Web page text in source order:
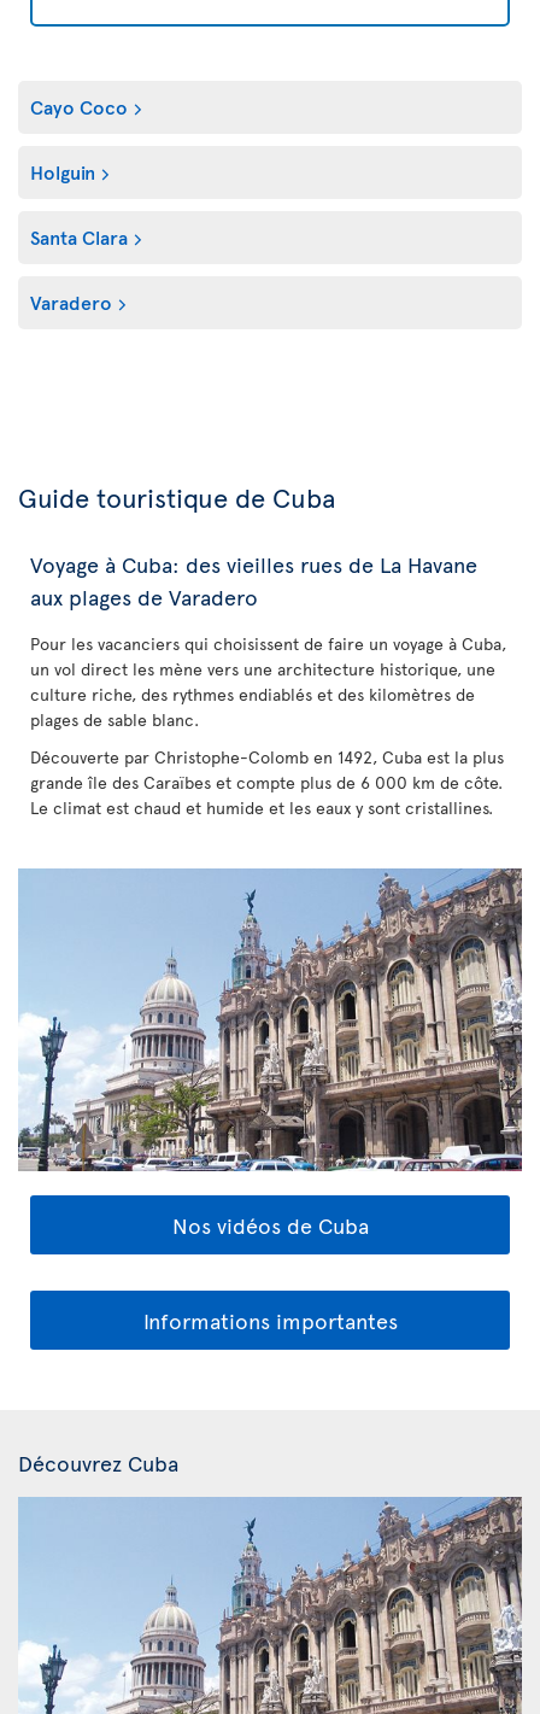
Cayo Coco
Holguin
Santa Clara
Varadero
Guide touristique de Cuba
Voyage à Cuba: des vieilles rues de La Havane
aux plages de Varadero
Pour les vacanciers qui choisissent de faire un voyage à Cuba,
un vol direct les mène vers une architecture historique, une
culture riche, des rythmes endiablés et des kilomètres de
plages de sable blanc.
Découverte par Christophe-Colomb en 1492, Cuba est la plus
grande île des Caraïbes et compte plus de 6 000 km de côte.
Le climat est chaud et humide et les eaux y sont cristallines.
Nos vidéos de Cuba
Informations importantes
Découvrez Cuba